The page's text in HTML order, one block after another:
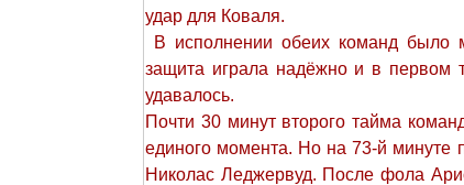
удар для Коваля.
В исполнении обеих команд было
защита играла надёжно и в первом
удавалось.
Почти 30 минут второго тайма
единого момента. Но на 73-й минуте
Николас Леджервуд. После фола